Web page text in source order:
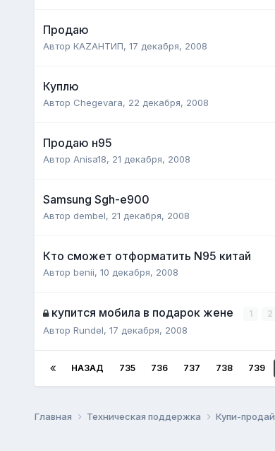
Продаю
Автор КАZАНТИП, 17 декабря, 2008
Куплю
Автор Chegevara, 22 декабря, 2008
Продаю н95
Автор Anisa18, 21 декабря, 2008
Samsung Sgh-e900
Автор dembel, 21 декабря, 2008
Кто сможет отформатить N95 китай
Автор benii, 10 декабря, 2008
купится мобила в подарок жене 1 2
Автор Rundel, 17 декабря, 2008
НАЗАД 735 736 737 738 739
Главная Техническая поддержка Купи-продай